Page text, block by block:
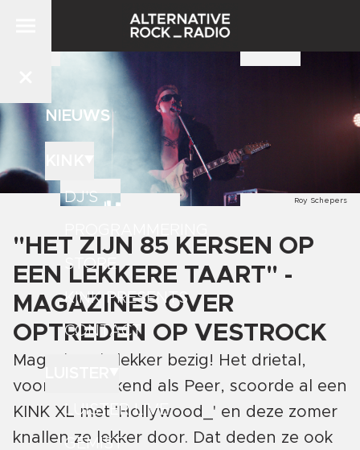
NIEUWS
DJ'S
STORE
KINK PRESENTS
CONTACT
LUISTER LIVE
GEMIST
Roy Schepers
"HET ZIJN 85 KERSEN OP
EEN LEKKERE TAART" -
MAGAZINES OVER
OPTREDEN OP VESTROCK
Magazines is lekker bezig! Het drietal,
voorheen bekend als Peer, scoorde al een
KINK XL met 'Hollywood_' en deze zomer
knallen ze lekker door. Dat deden ze ook